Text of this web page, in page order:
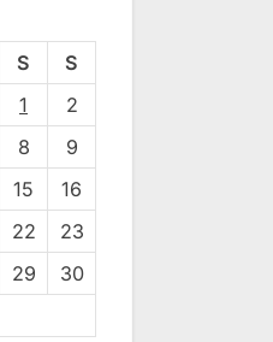
S
S
1
2
8
9
15
16
22
23
29
30